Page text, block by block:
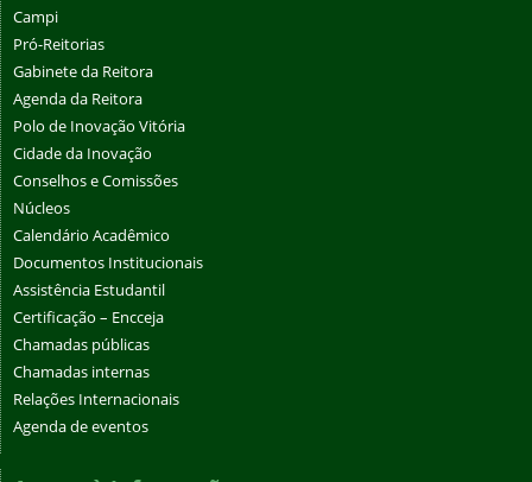
Campi
Pró-Reitorias
Gabinete da Reitora
Agenda da Reitora
Polo de Inovação Vitória
Cidade da Inovação
Conselhos e Comissões
Núcleos
Calendário Acadêmico
Documentos Institucionais
Assistência Estudantil
Certificação – Encceja
Chamadas públicas
Chamadas internas
Relações Internacionais
Agenda de eventos